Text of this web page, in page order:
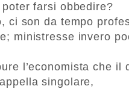
farsi obbedire?
ci son da tempo
ministresse invero
l’economista che il
singolare,